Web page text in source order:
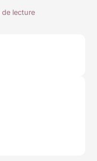
de lecture